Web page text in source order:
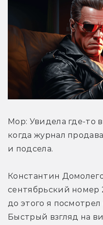
Мор: Увидела где-то
когда журнал
и подсела.
Константин
сентябрьский номер
до этого я
Быстрый взгляд на